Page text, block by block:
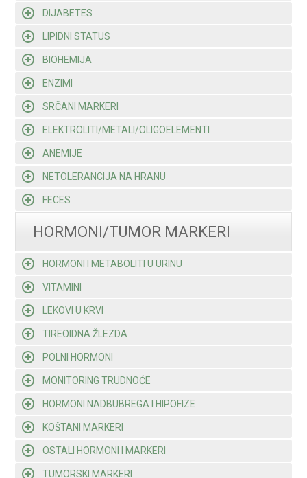
DIJABETES
LIPIDNI STATUS
BIOHEMIJA
ENZIMI
SRČANI MARKERI
ELEKTROLITI/METALI/OLIGOELEMENTI
ANEMIJE
NETOLERANCIJA NA HRANU
FECES
HORMONI/TUMOR MARKERI
HORMONI I METABOLITI U URINU
VITAMINI
LEKOVI U KRVI
TIREOIDNA ŽLEZDA
POLNI HORMONI
MONITORING TRUDNOĆE
HORMONI NADBUBREGA I HIPOFIZE
KOŠTANI MARKERI
OSTALI HORMONI I MARKERI
TUMORSKI MARKERI